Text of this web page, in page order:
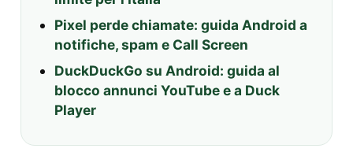
Pixel perde chiamate: guida Android a
notifiche, spam e Call Screen
DuckDuckGo su Android: guida al
blocco annunci YouTube e a Duck
Player